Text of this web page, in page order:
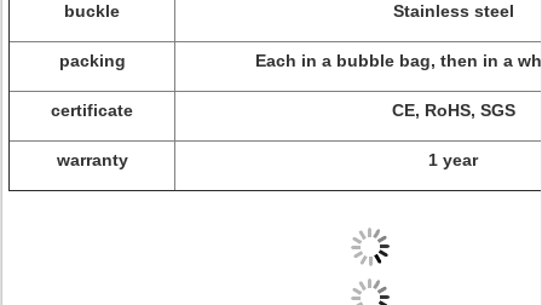
buckle Stainless steel
packing Each in a bubble bag, then in a
certificate CE, RoHS, SGS
warranty 1 year